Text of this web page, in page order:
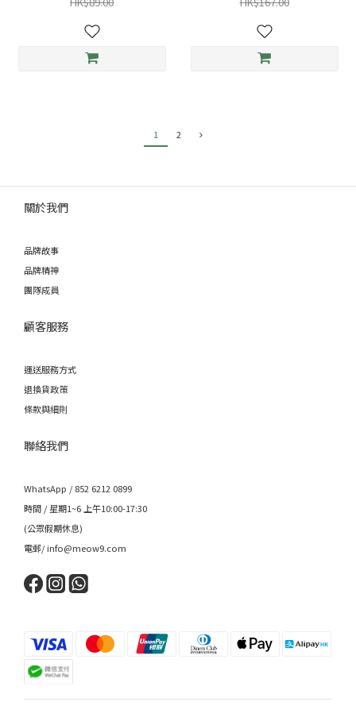
1 2
關於我們
品牌故事
品牌精神
團隊成員
顧客服務
運送服務方式
退換貨政策
條款與細則
聯絡我們
WhatsApp / 852 6212 0899
時間 / 星期1~6 上午10:00-17:30
(公眾假期休息)
電郵/ info@meow9.com